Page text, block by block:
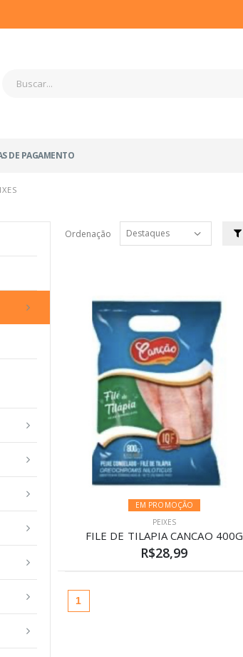
DE PAGAMENTO
Ordenação
EM PROMOÇÃO
PEIXES
FILE DE TILAPIA CANCAO 400G
R$28,99
1(atual)